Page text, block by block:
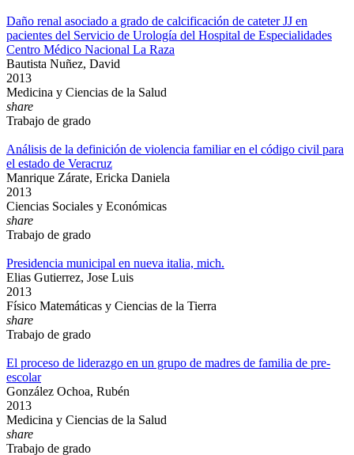
Daño renal asociado a grado de calcificación de cateter JJ en
pacientes del Servicio de Urología del Hospital de Especialidades
Centro Médico Nacional La Raza
Bautista Nuñez, David
2013
Medicina y Ciencias de la Salud
share
Trabajo de grado
Análisis de la definición de violencia familiar en el código civil para
el estado de Veracruz
Manrique Zárate, Ericka Daniela
2013
Ciencias Sociales y Económicas
share
Trabajo de grado
Presidencia municipal en nueva italia, mich.
Elias Gutierrez, Jose Luis
2013
Físico Matemáticas y Ciencias de la Tierra
share
Trabajo de grado
El proceso de liderazgo en un grupo de madres de familia de pre-
escolar
González Ochoa, Rubén
2013
Medicina y Ciencias de la Salud
share
Trabajo de grado